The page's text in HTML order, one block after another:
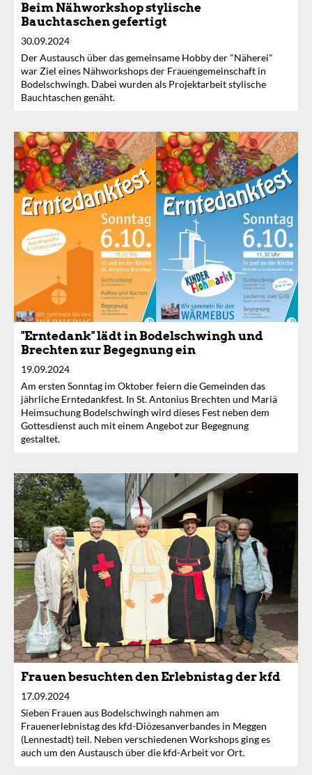
Beim Nähworkshop stylische
Bauchtaschen gefertigt
30.09.2024
Der Austausch über das gemeinsame Hobby der "Näherei"
war Ziel eines Nähworkshops der Frauengemeinschaft in
Bodelschwingh. Dabei wurden als Projektarbeit stylische
Bauchtaschen genäht.
"Erntedank" lädt in Bodelschwingh und
Brechten zur Begegnung ein
19.09.2024
Am ersten Sonntag im Oktober feiern die Gemeinden das
jährliche Erntedankfest. In St. Antonius Brechten und Mariä
Heimsuchung Bodelschwingh wird dieses Fest neben dem
Gottesdienst auch mit einem Angebot zur Begegnung
gestaltet.
Frauen besuchten den Erlebnistag der kfd
17.09.2024
Sieben Frauen aus Bodelschwingh nahmen am
Frauenerlebnistag des kfd-Diözesanverbandes in Meggen
(Lennestadt) teil. Neben verschiedenen Workshops ging es
auch um den Austausch über die kfd-Arbeit vor Ort.